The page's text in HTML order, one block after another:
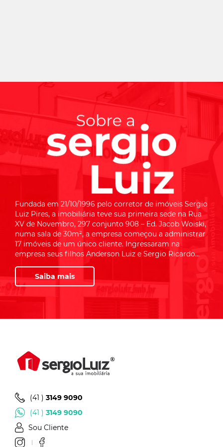
Fundada em 21/10/1996 pelo corretor de imóveis Sergio
Luiz Pires, a imobiliária teve sua primeira sede na Rua
XV de Novembro, 297 conjunto 908 – Ed. Jacob Woiski,
numa sala de 30m², a empresa começou a administrar
17 imóveis de um único cliente. Ingressaram na
empresa seus filhos Anderson Luiz e Sergio Ricardo...
Saiba mais
(41 ) 3149 9090
(41 ) 3149 9090
Sou Cliente